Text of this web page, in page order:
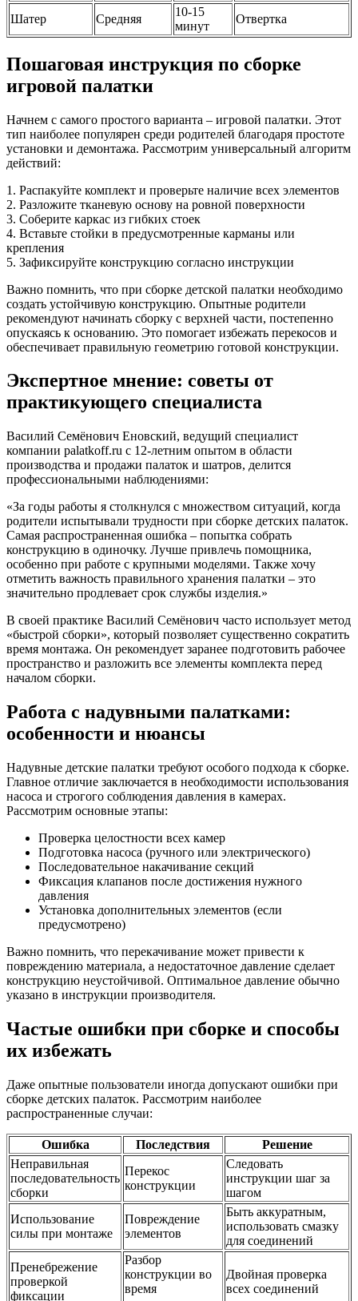
Шатер Средняя
10-15
минут
Отвертка
Пошаговая инструкция по сборке
игровой палатки
Начнем с самого простого варианта – игровой палатки. Этот
тип наиболее популярен среди родителей благодаря простоте
установки и демонтажа. Рассмотрим универсальный алгоритм
действий:
1. Распакуйте комплект и проверьте наличие всех элементов
2. Разложите тканевую основу на ровной поверхности
3. Соберите каркас из гибких стоек
4. Вставьте стойки в предусмотренные карманы или
крепления
5. Зафиксируйте конструкцию согласно инструкции
Важно помнить, что при сборке детской палатки необходимо
создать устойчивую конструкцию. Опытные родители
рекомендуют начинать сборку с верхней части, постепенно
опускаясь к основанию. Это помогает избежать перекосов и
обеспечивает правильную геометрию готовой конструкции.
Экспертное мнение: советы от
практикующего специалиста
Василий Семёнович Еновский, ведущий специалист
компании palatkoff.ru с 12-летним опытом в области
производства и продажи палаток и шатров, делится
профессиональными наблюдениями:
«За годы работы я столкнулся с множеством ситуаций, когда
родители испытывали трудности при сборке детских палаток.
Самая распространенная ошибка – попытка собрать
конструкцию в одиночку. Лучше привлечь помощника,
особенно при работе с крупными моделями. Также хочу
отметить важность правильного хранения палатки – это
значительно продлевает срок службы изделия.»
В своей практике Василий Семёнович часто использует метод
«быстрой сборки», который позволяет существенно сократить
время монтажа. Он рекомендует заранее подготовить рабочее
пространство и разложить все элементы комплекта перед
началом сборки.
Работа с надувными палатками:
особенности и нюансы
Надувные детские палатки требуют особого подхода к сборке.
Главное отличие заключается в необходимости использования
насоса и строгого соблюдения давления в камерах.
Рассмотрим основные этапы:
Проверка целостности всех камер
Подготовка насоса (ручного или электрического)
Последовательное накачивание секций
Фиксация клапанов после достижения нужного
давления
Установка дополнительных элементов (если
предусмотрено)
Важно помнить, что перекачивание может привести к
повреждению материала, а недостаточное давление сделает
конструкцию неустойчивой. Оптимальное давление обычно
указано в инструкции производителя.
Частые ошибки при сборке и способы
их избежать
Даже опытные пользователи иногда допускают ошибки при
сборке детских палаток. Рассмотрим наиболее
распространенные случаи:
Ошибка Последствия
Решение
Неправильная
последовательность
сборки
Перекос
конструкции
Следовать
инструкции шаг за
шагом
Использование
силы при монтаже
Повреждение
элементов
Быть аккуратным,
использовать смазку
для соединений
Пренебрежение
проверкой
фиксации
Разбор
конструкции во
время
Двойная проверка
всех соединений